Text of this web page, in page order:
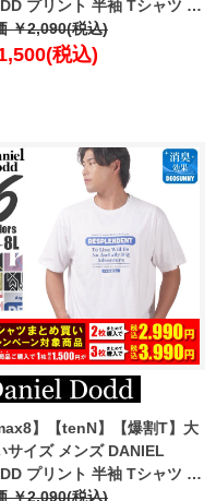
プリント 半袖 Tシャツ 全
azt-2502pt4 【t2501】
￥2,090(税込)
税込)
】【tenN】【爆割T】大
サイズ メンズ DANIEL
プリント 半袖 Tシャツ 全
azt-2502pt6 【t2501】
￥2,090(税込)